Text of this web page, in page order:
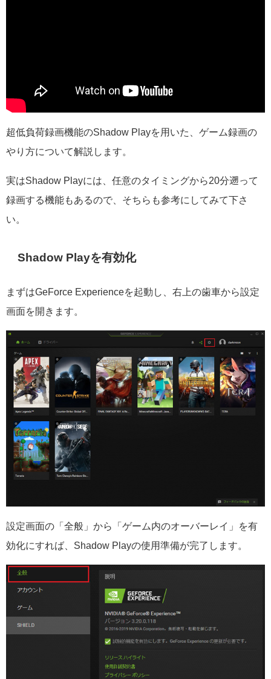
超低負荷録画機能のShadow Playを用いた、ゲーム録画の
やり方について解説します。
実はShadow Playには、任意のタイミングから20分遡って
録画する機能もあるので、そちらも参考にしてみて下さ
い。
Shadow Playを有効化
まずはGeForce Experienceを起動し、右上の歯車から設定
画面を開きます。
設定画面の「全般」から「ゲーム内のオーバーレイ」を有
効化にすれば、Shadow Playの使用準備が完了します。